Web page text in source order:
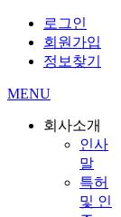
로그인
회원 가입
정보찾기
MENU
회사소개
인사
말
특허
및 인